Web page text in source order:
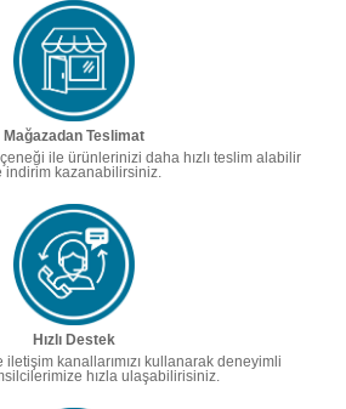
Mağazadan Teslimat
ile ürünlerinizi daha hızlı teslim alabilir
indirim kazanabilirsiniz.
Hızlı Destek
kanallarımızı kullanarak deneyimli
hızla ulaşabilirisiniz.